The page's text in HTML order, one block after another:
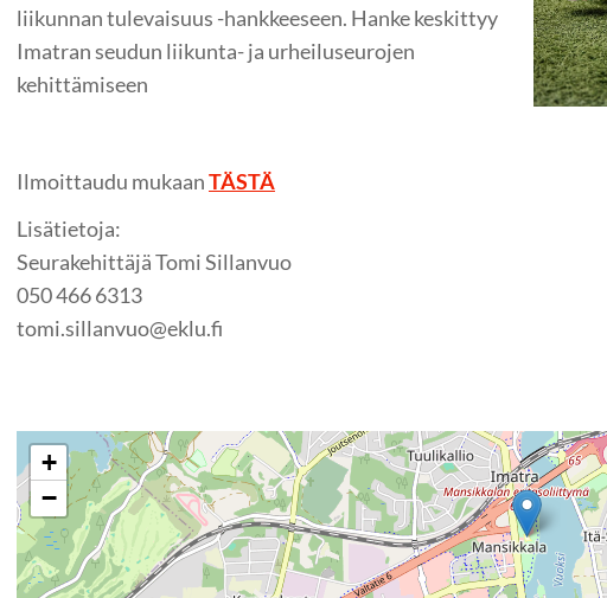
liikunnan tulevaisuus -hankkeeseen. Hanke keskittyy
Imatran seudun liikunta- ja urheiluseurojen
kehittämiseen
Ilmoittaudu mukaanTÄSTÄ
Lisätietoja:
Seurakehittäjä Tomi Sillanvuo
050 466 6313
tomi.sillanvuo@eklu.fi
+
−